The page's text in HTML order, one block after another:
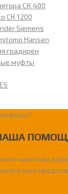
СК 400
СК 1200
Siemens
Hansen
градирен
муфты
нам и мы